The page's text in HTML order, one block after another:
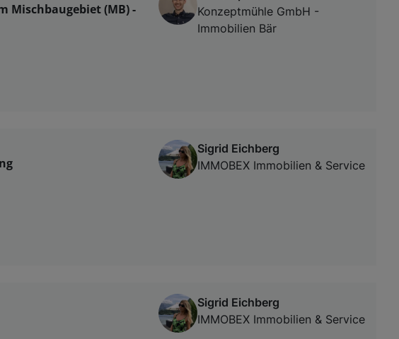
Mischbaugebiet (MB) -
Konzeptmühle GmbH -
Immobilien Bär
Sigrid Eichberg
IMMOBEX Immobilien & Service
Sigrid Eichberg
IMMOBEX Immobilien & Service